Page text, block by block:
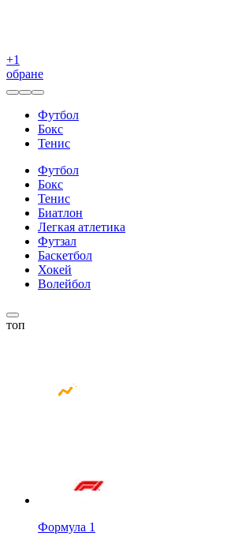
+1
обране
Футбол
Бокс
Тенис
Футбол
Бокс
Тенис
Биатлон
Легкая атлетика
Футзал
Баскетбол
Хокей
Волейбол
топ
Формула 1